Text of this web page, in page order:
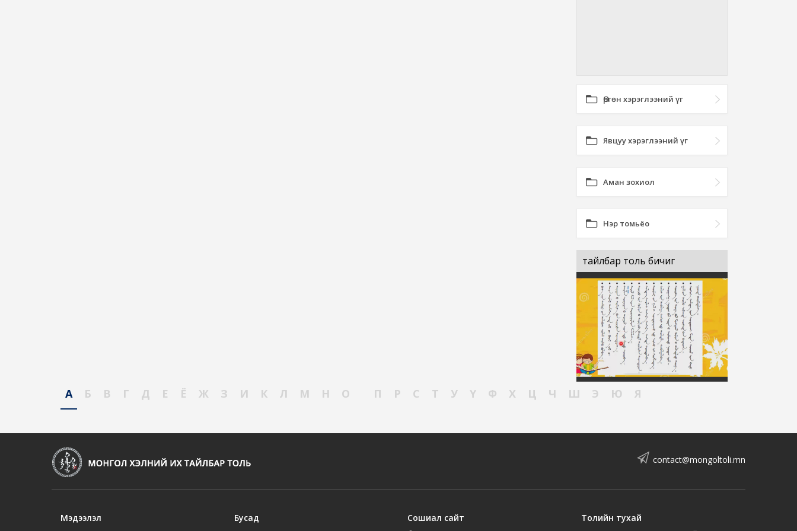
Өргөн хэрэглээний үг
Явцуу хэрэглээний үг
Аман зохиол
Нэр томьёо
тайлбар толь бичиг
А Б В Г Д Е Ё Ж З И К Л М Н О П Р С Т У Ү Ф Х Ц Ч Ш Э Ю Я
contact@mongoltoli.mn
Мэдээлэл Бусад Сошиал сайт Толийн тухай